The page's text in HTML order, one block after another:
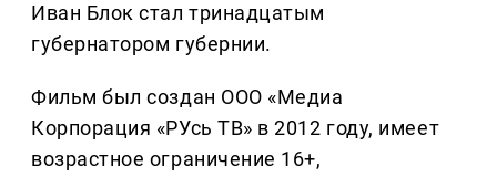
Иван Блок стал тринадцатым
губернатором губернии.
Фильм был создан ООО «Медиа
Корпорация «РУсь ТВ» в 2012 году, имеет
возрастное ограничение 16+,